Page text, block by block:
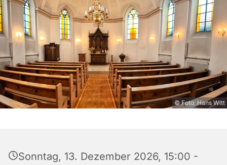
© Foto: Hans Witt
Sonntag, 13. Dezember 2026, 15:00 -